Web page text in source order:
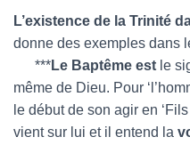
L’existence de la Trinité
donne des exemples dans
***Le Baptême est le
même de Dieu. Pour
le début de son agir en
vient sur lui et il entend la